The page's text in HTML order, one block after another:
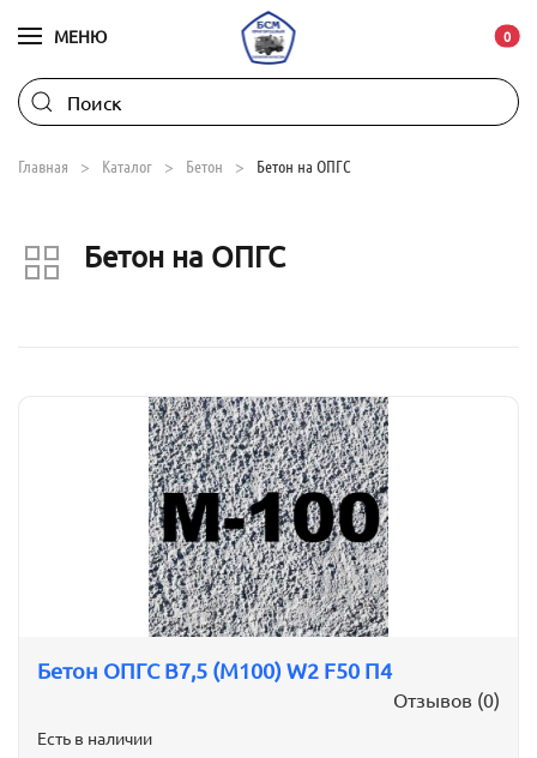
МЕНЮ 0В
Главная Каталог Бетон Бетон на ОПГС
Бетон на ОПГС
Бетон ОПГС B7,5 (М100) W2 F50 П4
Отзывов (0)
Есть в наличии